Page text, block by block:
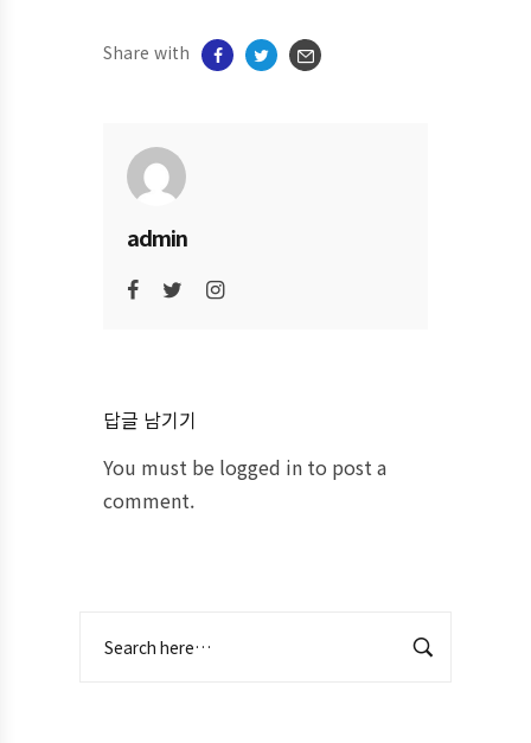
Share with
admin
답글 남기기
You must be logged in to post a
comment.